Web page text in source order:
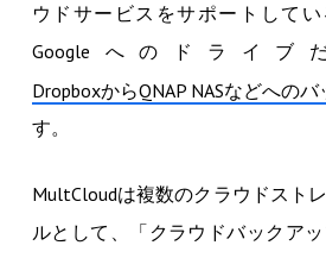
ウドサービスをサポートしてい
Googleへのドライブ
DropboxからQNAP NASなどへの
す。
MultCloudは複数のクラウドスト
ルとして、「クラウドバックア